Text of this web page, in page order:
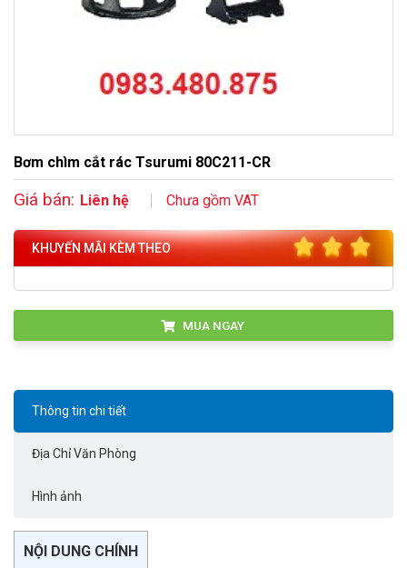
Bơm chìm cắt rác Tsurumi 80C211-CR
Giá bán: Liên hệ Chưa gồm VAT
KHUYẾN MÃI KÈM THEO
MUA NGAY
Thông tin chi tiết
Địa Chỉ Văn Phòng
Hình ảnh
NỘI DUNG CHÍNH